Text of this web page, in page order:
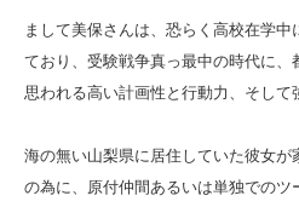
まして美保さんは、恐らく高校在学
ており、受験戦争真っ最中の時代に、
思われる高い計画性と行動力、そして
海の無い山梨県に居住していた彼女
の為に、原付仲間あるいは単独での